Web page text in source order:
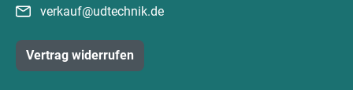
verkauf@udtechnik.de
Vertrag widerrufen